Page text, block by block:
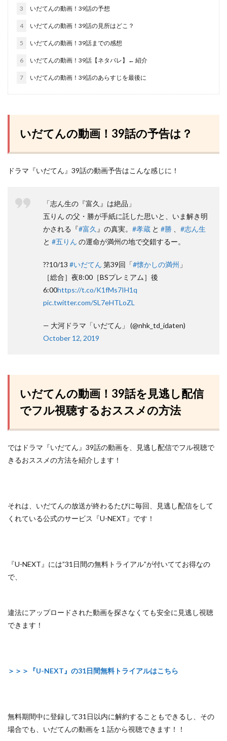
3 いだてんの動画！39話の予想
4 いだてんの動画！39話の見所はどこ？
5 いだてんの動画！39話までの感想
6 いだてんの動画！39話【ネタバレ】← 紹介
7 いだてんの動画！39話のあらすじを最後に
いだてんの動画！39話の予告は？
ドラマ『いだてん』39話の動画予告はこんな感じに！
「志ん生の『富久』は絶品」
五りん の父・勝が手紙に託した思いと、いま解き明
かされる『#富久 』の真実。 #孝蔵 と #勝
#志ん生
と #五りん の運命が満州の地で交錯するー。
??10/13 #いだてん 第39回「#懐かしの満州 」
［総合］夜8:00［BSプレミアム］後
6:00https://t.co/K1fMs7IH1q
pic.twitter.com/SL7eHTLoZL
— 大河ドラマ「いだてん」 (@nhk_td_idaten)
October 12, 2019
いだてんの動画！39話を見逃し配信
でフル視聴するおススメの方法
ではドラマ『いだてん』39話の動画を、見逃し配信でフル視聴で
きるおススメの方法を紹介します！
それは、いだてんの放送が終わるたびに毎回、見逃し配信をして
くれている公式のサービス『U-NEXT』 です！
『U-NEXT』には”31日間の無料トライアル”が付いててお得なの
で、
違法にアップロードされた動画を探さなくても安全に見逃し視聴
できます！
＞＞＞『U-NEXT』の31日間無料トライアルはこちら
無料期間中に登録して31日以内に解約することもできるし、 その
場合でも、いだてんの動画を１話から視聴できます！！